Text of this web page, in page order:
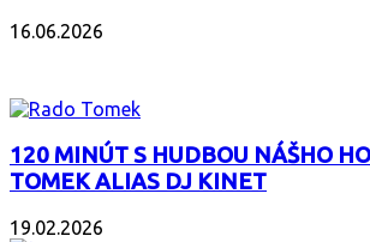
16.06.2026
120 MINÚT S HUDBOU NÁŠHO
TOMEK ALIAS DJ KINET
19.02.2026